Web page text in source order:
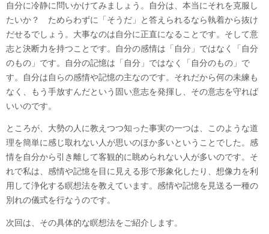
自分に冷静に問いかけてみましょう。自分は、本当にそれを克服し
たいか？ ためらわずに「そうだ」と答えられるなら執着から抜け
だせるでしょう。大事なのは自分に正直になることです。そして意
志と決断力を持つことです。自分の感情は「自分」ではなく「自分
のもの」です。自分の記憶は「自分」ではなく「自分のもの」で
す。自分は自らの感情や記憶の主なのです。それだから何の未練も
なく、もう手放すんだという固い意志を発揮し、その意志を守れば
いいのです。
ところが、大勢の人に教えつつ知った事実の一つは、このような道
理を簡単に感じ取れない人が思いのほか多いということでした。感
情を自分から引き離して客観的に眺められない人が多いのです。そ
れで私は、感情や記憶を目に見える形で形象化したり、想像力を利
用して浄化する瞑想法を教えています。感情や記憶を見送る一種の
別れの儀式を行なうのです。
次回は、その具体的な瞑想法をご紹介します。